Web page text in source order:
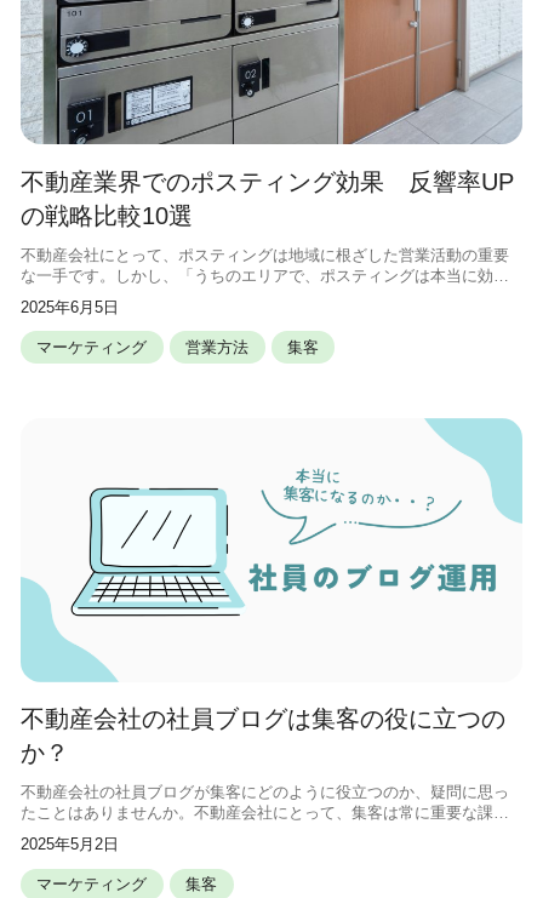
不動産業界でのポスティング効果 反響率UP
の戦略比較10選
不動産会社にとって、ポスティングは地域に根ざした営業活動の重要
な一手です。しかし、「うちのエリアで、ポスティングは本当に効果
があるの？」と疑問に思われている方もいるのではないでしょうか。
確かに闇雲にチラシを配るだけでは、
2025年6月5日
マーケティング 営業方法 集客
不動産会社の社員ブログは集客の役に立つの
か？
不動産会社の社員ブログが集客にどのように役立つのか、疑問に思っ
たことはありませんか。不動産会社にとって、集客は常に重要な課題
ですし、効果的な方法を見つけたいと感じることもあるでしょう。こ
の記事では、不動産会社の社員ブログ
2025年5月2日
マーケティング 集客